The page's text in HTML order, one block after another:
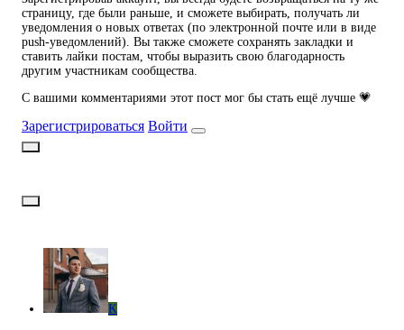
страницу, где были раньше, и сможете выбирать, получать ли
уведомления о новых ответах (по электронной почте или в виде
push-уведомлений). Вы также сможете сохранять закладки и
ставить лайки постам, чтобы выразить свою благодарность
другим участникам сообщества.
С вашими комментариями этот пост мог бы стать ещё лучше 💗
Зарегистрироваться Войти
K